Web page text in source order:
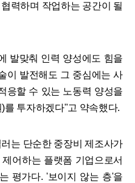
력하며 작업하는 공간이 될
발맞춰 인력 양성에도 힘을
이 발전해도 그 중심에는 사
응할 수 있는 노동력 양성을
를 투자하겠다"고 약속했다.
는 단순한 중장비 제조사가
어하는 플랫폼 기업으로서
평가다. '보이지 않는 층'을